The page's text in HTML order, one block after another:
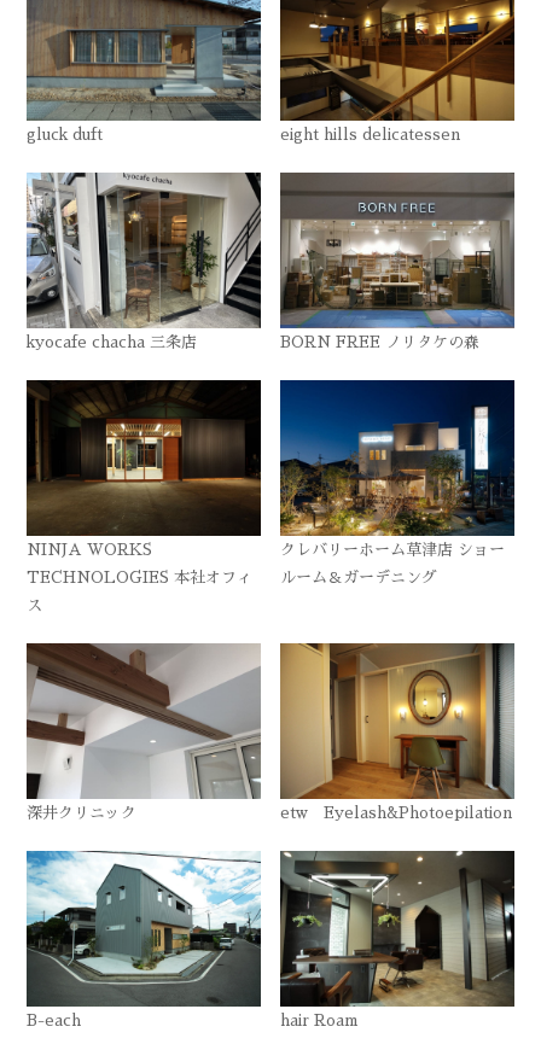
gluck duft eight hills delicatessen
kyocafe chacha 三条店 BORN FREE ノリタケの森
NINJA WORKS
TECHNOLOGIES 本社オフィ
ス
クレバリーホーム草津店 ショー
ルーム＆ガーデニング
深井クリニック etw Eyelash&Photoepilation
B-each hair Roam